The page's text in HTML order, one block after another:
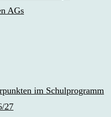
AGs
im Schulprogramm
27